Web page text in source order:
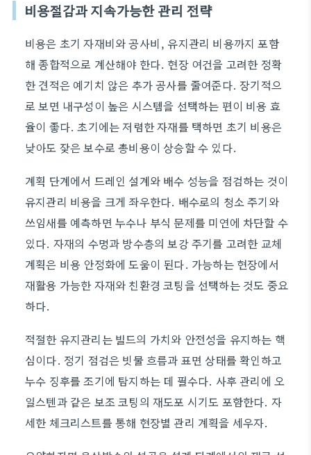
비용절감과 지속가능한 관리 전략
비용은 초기 자재비와 공사비, 유지관리 비용까지 포함
해 종합적으로 계산해야 한다. 현장 여건을 고려한 정확
한 견적은 예기치 않은 추가 공사를 줄여준다. 장기적으
로 보면 내구성이 높은 시스템을 선택하는 편이 비용 효
율이 좋다. 초기에는 저렴한 자재를 택하면 초기 비용은
낮아도 잦은 보수로 총비용이 상승할 수 있다.
계획 단계에서 드레인 설계와 배수 성능을 점검하는 것이
유지관리 비용을 크게 좌우한다. 배수로의 청소 주기와
쓰임새를 예측하면 누수나 부식 문제를 미연에 차단할 수
있다. 자재의 수명과 방수층의 보강 주기를 고려한 교체
계획은 비용 안정화에 도움이 된다. 가능하는 현장에서
재활용 가능한 자재와 친환경 코팅을 선택하는 것도 중요
하다.
적절한 유지관리는 빌드의 가치와 안전성을 유지하는 핵
심이다. 정기 점검은 빗물 흐름과 표면 상태를 확인하고
누수 징후를 조기에 탐지하는 데 필수다. 사후 관리에 오
일스텐과 같은 보조 코팅의 재도포 시기도 포함한다. 자
세한 체크리스트를 통해 현장별 관리 계획을 세우자.